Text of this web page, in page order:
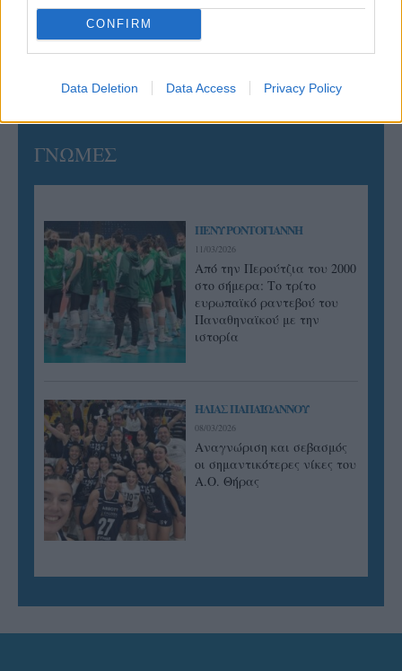
CONFIRM
Data Deletion Data Access Privacy Policy
05/08/2026
Πρώτο δυνατό τεστ της Εθνικής Γυναικών επί ιταλικού
εδάφους με Σουηδία
ΓΝΩΜΕΣ
ΠΕΝΥ ΡΟΝΤΟΓΙΑΝΝΗ
11/03/2026
Από την Περούτζια του 2000
στο σήμερα: Tο τρίτο
ευρωπαϊκό ραντεβού του
Παναθηναϊκού με την
ιστορία
ΗΛΙΑΣ ΠΑΠΑΪΩΑΝΝΟΥ
08/03/2026
Αναγνώριση και σεβασμός
οι σημαντικότερες νίκες του
Α.Ο. Θήρας